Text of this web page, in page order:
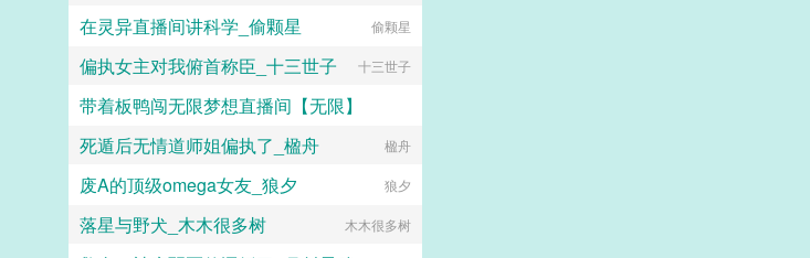
在灵异直播间讲科学_偷颗星 偷颗星
偏执女主对我俯首称臣_十三世子 十三世子
带着板鸭闯无限梦想直播间【无限】
梦露快跑
死遁后无情道师姐偏执了_楹舟 楹舟
废A的顶级omega女友_狼夕 狼夕
落星与野犬_木木很多树 木木很多树